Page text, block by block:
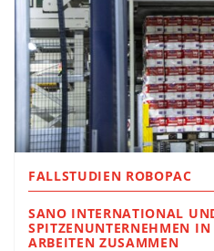
FALLSTUDIEN ROBOPAC
SANO INTERNATIONAL
SPITZENUNTERNEHMEN IN
ARBEITEN ZUSAMMEN